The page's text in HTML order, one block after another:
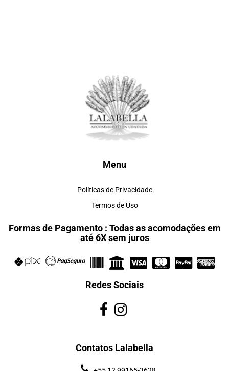
Menu
Políticas de Privacidade
Termos de Uso
Formas de Pagamento : Todas as acomodações em
até 6X sem juros
Redes Sociais
Contatos Lalabella